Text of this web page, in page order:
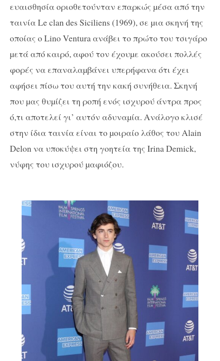
ευαισθησία οριοθετούνταν επαρκώς µέσα από την
ταινία Le clan des Siciliens (1969), σε µια σκηνή της
οποίας ο Lino Ventura ανάβει το πρώτο του τσιγάρο
µετά από καιρό, αφού τον έχουµε ακούσει πολλές
φορές να επαναλαµβάνει υπερήφανα ότι έχει
αφήσει πίσω του αυτή την κακή συνήθεια. Σκηνή
που µας θυµίζει τη ροπή ενός ισχυρού άντρα προς
ό,τι αποτελεί γι’ αυτόν αδυναµία. Ανάλογο κλισέ
στην ίδια ταινία είναι το µοιραίο λάθος του Alain
Delon να υποκύψει στη γοητεία της Irina Demick,
νύφης του ισχυρού µαφιόζου.